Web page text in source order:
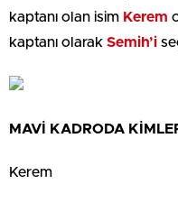
kaptanı olan isim Kerem
kaptanı olarak Semih’i
MAVİ KADRODA
Kerem